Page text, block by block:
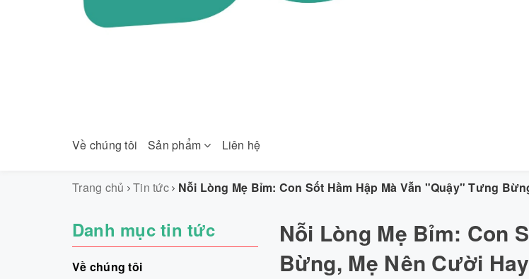
Về chúng tôi Sản phẩm Liên hệ
Trang chủ Tin tức Nỗi Lòng Mẹ Bỉm: Con Sốt Hầm Hập Mà Vẫn "Quậy" Tưng
Nỗi Lòng Mẹ Bỉm: Con
Bừng, Mẹ Nên Cười
Danh mục tin tức
Về chúng tôi